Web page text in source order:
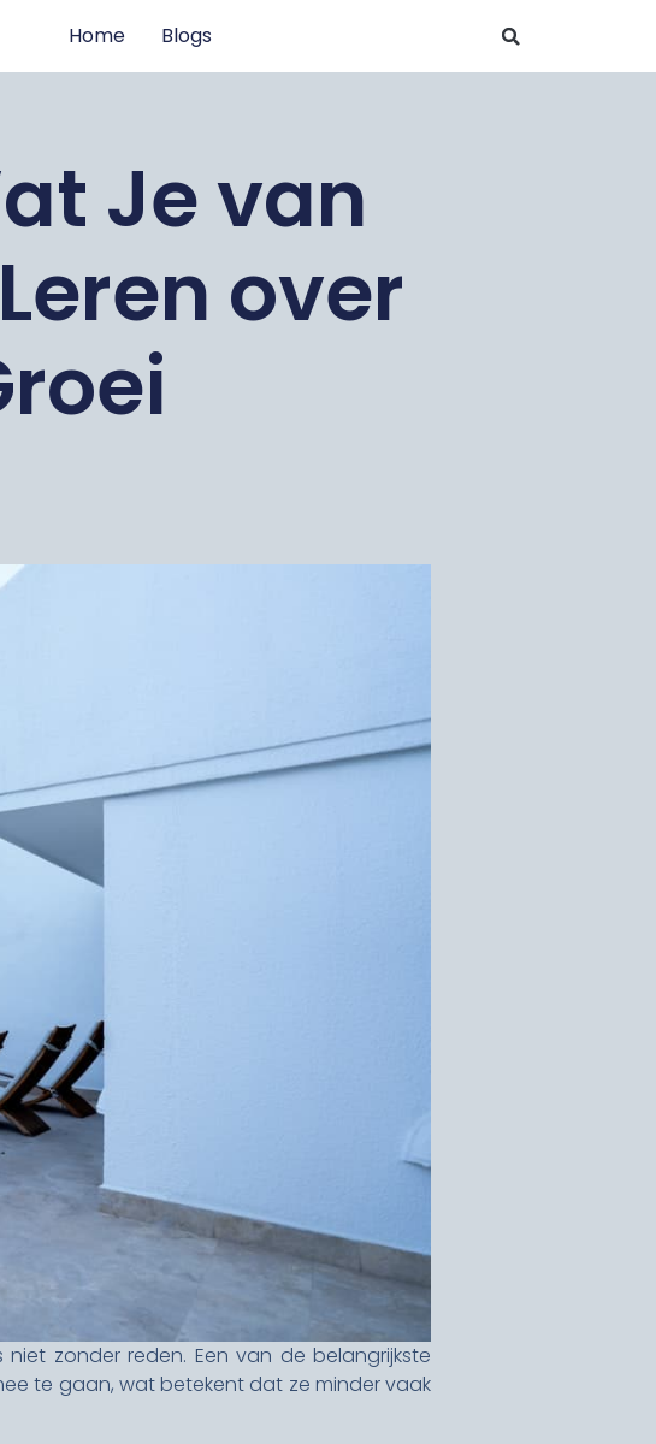
Home Blogs
Je van
over
zonder reden. Een van de belangrijkste
te gaan, wat betekent dat ze minder vaak